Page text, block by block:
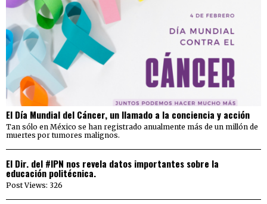
El Día Mundial del Cáncer, un llamado a la conciencia y acción
Tan sólo en México se han registrado anualmente más de un millón de
muertes por tumores malignos.
El Dir. del #IPN nos revela datos importantes sobre la
educación politécnica.
Post Views: 326